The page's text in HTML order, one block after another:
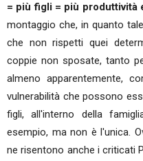
= più figli = più produttività
montaggio che, in quanto
che non rispetti quei
coppie non sposate, tanto
almeno apparentemente,
vulnerabilità che possono
figli, all'interno della
esempio, ma non è l'unica.
ne risentono anche i criticati